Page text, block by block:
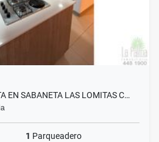
EN SABANETA LAS LOMITAS C…
1 Parqueadero